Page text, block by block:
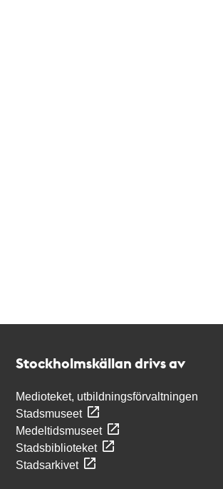
Stockholmskällan drivs av
Medioteket, utbildningsförvaltningen
Stadsmuseet
Medeltidsmuseet
Stadsbiblioteket
Stadsarkivet